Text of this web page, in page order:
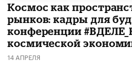
Космос как
рынков: кадры для
конференции
космической
14 АПРЕЛЯ